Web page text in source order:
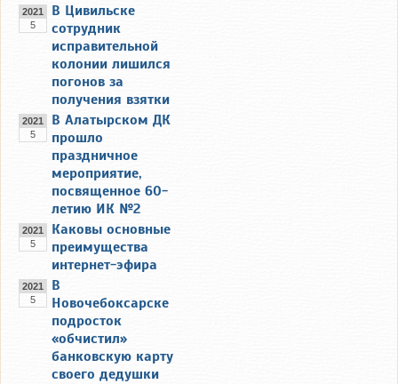
2021
5
В Цивильске
сотрудник
исправительной
колонии лишился
погонов за
получения взятки
2021
5
В Алатырском ДК
прошло
праздничное
мероприятие,
посвященное 60-
летию ИК №2
2021
5
Каковы основные
преимущества
интернет-эфира
2021
5
В
Новочебоксарске
подросток
«обчистил»
банковскую карту
своего дедушки